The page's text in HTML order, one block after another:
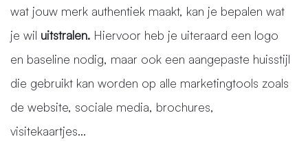
wat jouw merk authentiek maakt, kan je bepalen wat
je wil uitstralen. Hiervoor heb je uiteraard een logo
en baseline nodig, maar ook een aangepaste huisstijl
die gebruikt kan worden op alle marketingtools zoals
de website, sociale media, brochures,
visitekaartjes...